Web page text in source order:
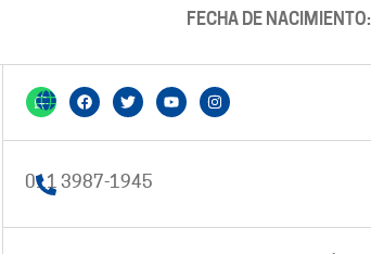
FECHA DE NACIMIENTO:
011 3987-1945